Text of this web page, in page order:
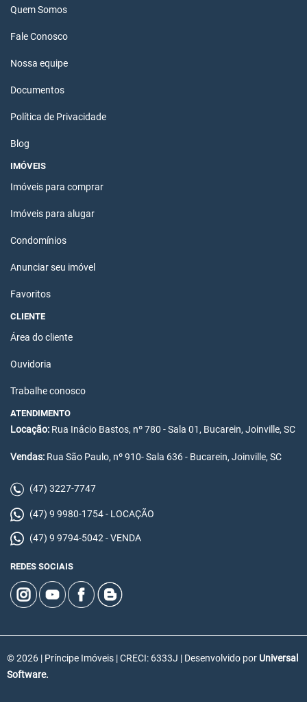
Quem Somos
Fale Conosco
Nossa equipe
Documentos
Política de Privacidade
Blog
IMÓVEIS
Imóveis para comprar
Imóveis para alugar
Condomínios
Anunciar seu imóvel
Favoritos
CLIENTE
Área do cliente
Ouvidoria
Trabalhe conosco
ATENDIMENTO
Locação: Rua Inácio Bastos, nº 780 - Sala 01, Bucarein, Joinville, SC
Vendas: Rua São Paulo, nº 910- Sala 636 - Bucarein, Joinville, SC
(47) 3227-7747
(47) 9 9980-1754 - LOCAÇÃO
(47) 9 9794-5042 - VENDA
REDES SOCIAIS
© 2026 | Príncipe Imóveis | CRECI: 6333J | Desenvolvido por Universal
Software.